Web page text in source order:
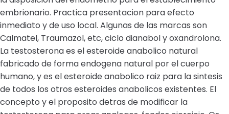
embrionario. Practica presentacion para efecto
inmediato y de uso local. Algunas de las marcas son
Calmatel, Traumazol, etc, ciclo dianabol y oxandrolona.
La testosterona es el esteroide anabolico natural
fabricado de forma endogena natural por el cuerpo
humano, y es el esteroide anabolico raiz para la sintesis
de todos los otros esteroides anabolicos existentes. El
concepto y el proposito detras de modificar la